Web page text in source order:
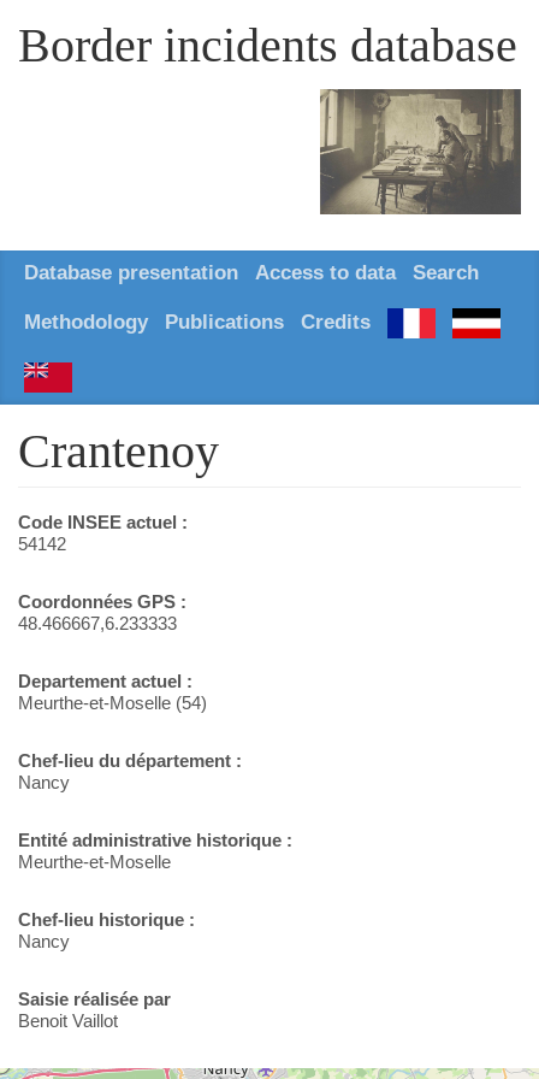
Border incidents database
Database presentation Access to data Search
Methodology Publications Credits
Crantenoy
Code INSEE actuel :
54142
Coordonnées GPS :
48.466667,6.233333
Departement actuel :
Meurthe-et-Moselle (54)
Chef-lieu du département :
Nancy
Entité administrative historique :
Meurthe-et-Moselle
Chef-lieu historique :
Nancy
Saisie réalisée par
Benoit Vaillot